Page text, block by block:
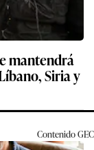
mantendrá
Siria y
ContenidoGEC